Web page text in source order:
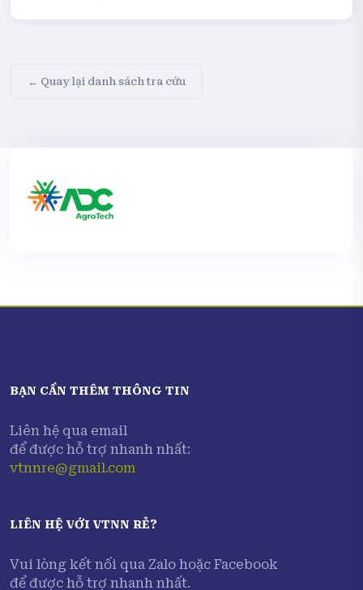
← Quay lại danh sách tra cứu
BẠN CẦN THÊM THÔNG TIN
Liên hệ qua email
để được hỗ trợ nhanh nhất:
vtnnre@gmail.com
LIÊN HỆ VỚI VTNN RẺ?
Vui lòng kết nối qua Zalo hoặc Facebook
để được hỗ trợ nhanh nhất.